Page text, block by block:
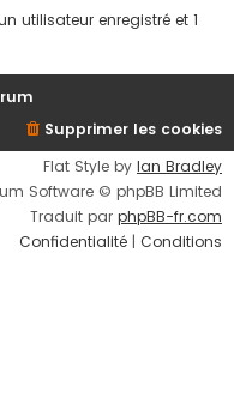
utilisateur enregistré et 1
Supprimer les cookies
Flat Style by Ian Bradley
Software © phpBB Limited
Traduit par phpBB-fr.com
Confidentialité
Conditions